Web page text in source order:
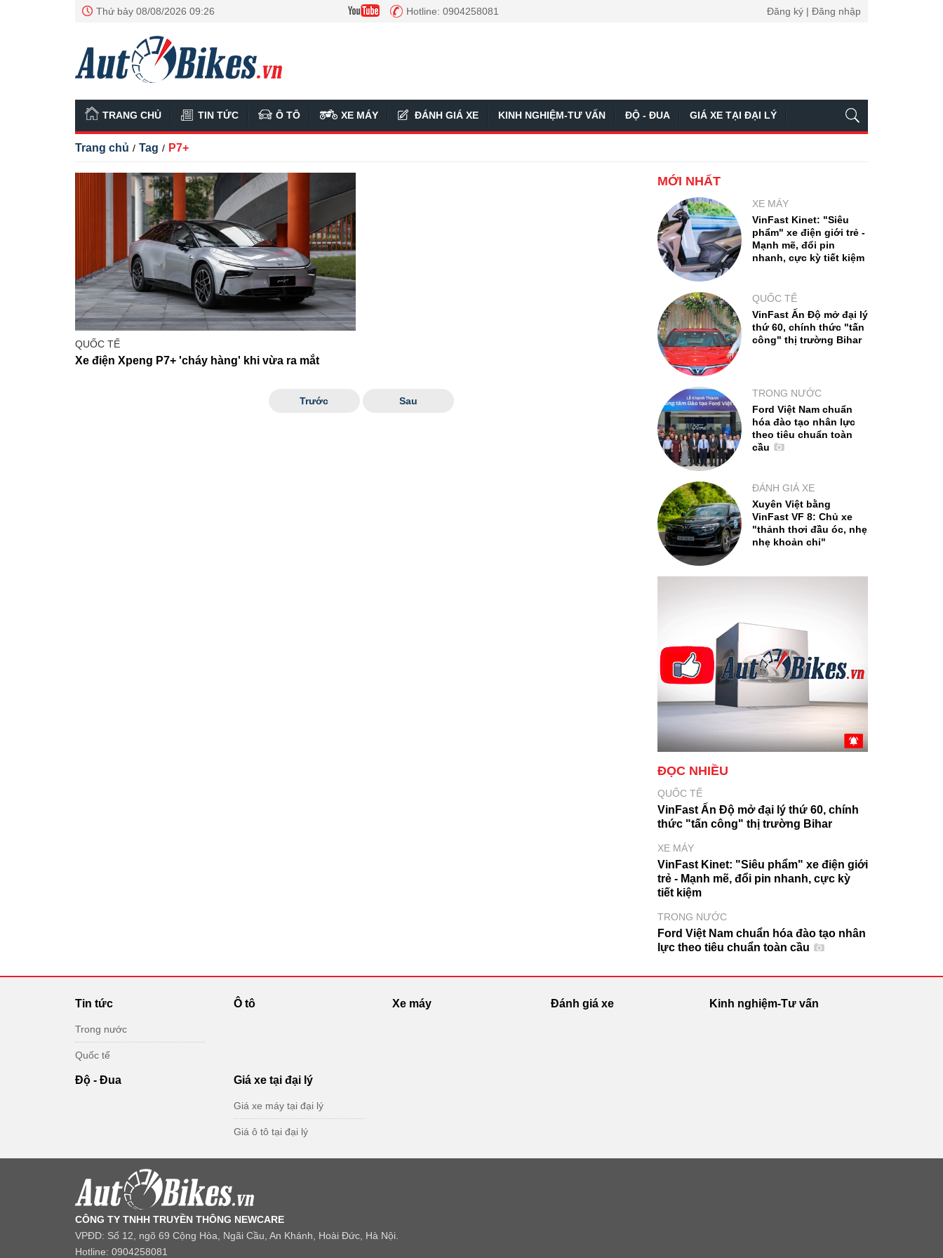
Thứ bảy 08/08/2026 09:26 Hotline: 0904258081 Đăng ký | Đăng nhập
TRANG CHỦ TIN TỨC Ô TÔ XE MÁY ĐÁNH GIÁ XE KINH NGHIỆM-TƯ VẤN ĐỘ - ĐUA GIÁ XE TẠI ĐẠI LÝ
Trang chủ / Tag / P7+
QUỐC TẾ
Xe điện Xpeng P7+ 'cháy hàng' khi vừa ra mắt
Trước Sau
MỚI NHẤT
XE MÁY
VinFast Kinet: "Siêu
phẩm" xe điện giới trẻ -
Mạnh mẽ, đổi pin
nhanh, cực kỳ tiết kiệm
QUỐC TẾ
VinFast Ấn Độ mở đại lý
thứ 60, chính thức "tấn
công" thị trường Bihar
TRONG NƯỚC
Ford Việt Nam chuẩn
hóa đào tạo nhân lực
theo tiêu chuẩn toàn
cầu
ĐÁNH GIÁ XE
Xuyên Việt bằng
VinFast VF 8: Chủ xe
"thảnh thơi đầu óc, nhẹ
nhẹ khoản chi"
ĐỌC NHIỀU
QUỐC TẾ
VinFast Ấn Độ mở đại lý thứ 60, chính
thức "tấn công" thị trường Bihar
XE MÁY
VinFast Kinet: "Siêu phẩm" xe điện giới
trẻ - Mạnh mẽ, đổi pin nhanh, cực kỳ
tiết kiệm
TRONG NƯỚC
Ford Việt Nam chuẩn hóa đào tạo nhân
lực theo tiêu chuẩn toàn cầu
Tin tức
Trong nước
Quốc tế
Ô tô Xe máy Đánh giá xe Kinh nghiệm-Tư vấn
Độ - Đua Giá xe tại đại lý
Giá xe máy tại đại lý
Giá ô tô tại đại lý
CÔNG TY TNHH TRUYỀN THÔNG NEWCARE
VPĐD: Số 12, ngõ 69 Cộng Hòa, Ngãi Cầu, An Khánh, Hoài Đức, Hà Nội.
Hotline: 0904258081